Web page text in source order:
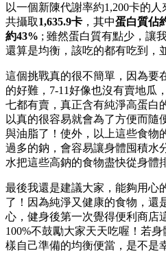
以一個新陳代謝率約1,200卡的
共攝取1,635.9卡 ，其中蛋白質佔
約43% ; 雖然蛋白質有點少，讓
還算是均衡，該吃的都有吃到，
這個挑戰真的很不簡單，因為要
的好難，7-11好像也沒有賣地瓜
七都有賣，真正含有純淨高蛋白
以真的很容易就會為了方便而隨
與油脂了！使外，以上這些食物
過多的鈉，會容易讓身體囤積水
水把這些高鈉的食物盡快從身體
最後我還是建議大家，能夠用心
了！因為純淨又健康的食物，還
心，健身後第一次覺得便利商店
100%不鼓勵大家天天吃喔！若
樣自己準備的均衡便當，是不是